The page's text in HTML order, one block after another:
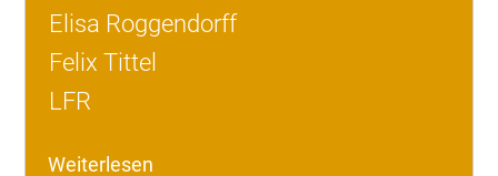
Elisa Roggendorff
Felix Tittel
LFR
Weiterlesen